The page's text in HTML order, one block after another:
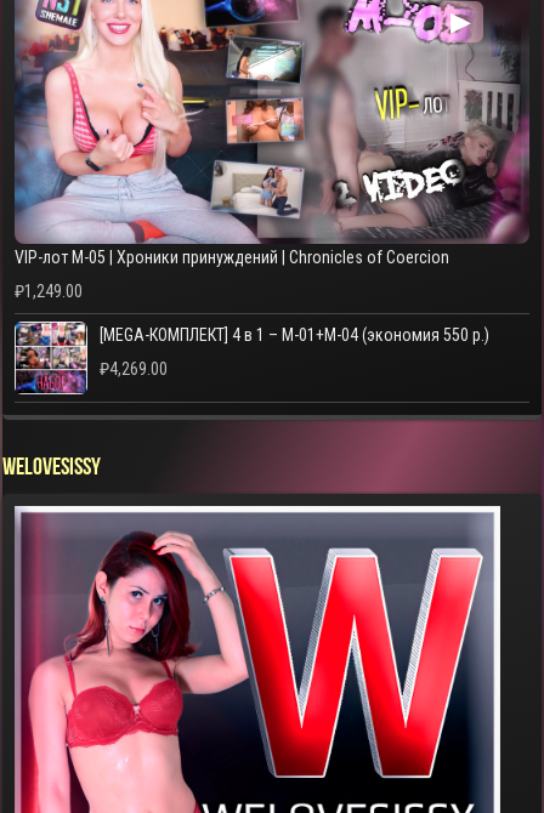
▶
VIP-лот M-05 | Хроники принуждений | Chronicles of Coercion
₽1,249.00
[MEGA-КОМПЛЕКТ] 4 в 1 – M-01+M-04 (экономия 550 р.)
₽4,269.00
WELOVESISSY